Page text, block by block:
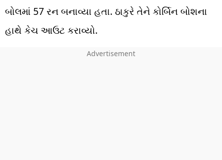
બોલમાં 57 રન બનાવ્યા હતા. ઠાકુરે તેને કોર્બિન બોશના
હાથે કેચ આઉટ કરાવ્યો.